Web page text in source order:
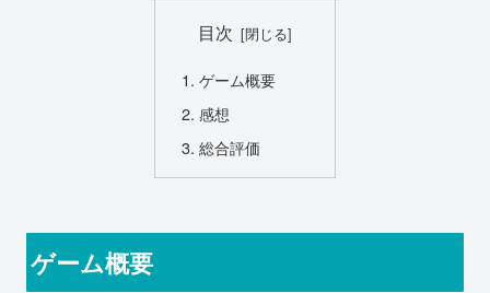
目次
ゲーム概要
感想
総合評価
ゲーム概要